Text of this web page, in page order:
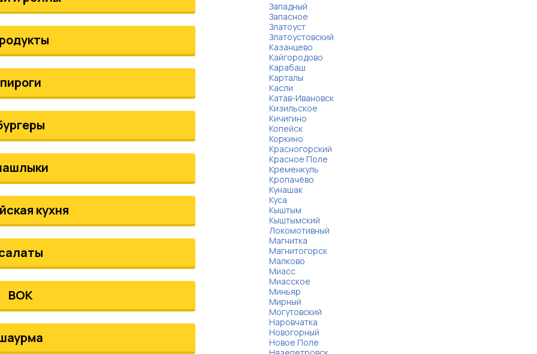
пироги
кухня
ВОК
Западный
Запасное
Златоуст
Златоустовский
Казанцево
Кайгородово
Карабаш
Карталы
Касли
Катав-Ивановск
Кизильское
Кичигино
Копейск
Коркино
Красногорский
Красное Поле
Кременкуль
Кропачёво
Кунашак
Куса
Кыштым
Кыштымский
Локомотивный
Магнитка
Магнитогорск
Малково
Миасс
Миасское
Миньяр
Мирный
Могутовский
Наровчатка
Новогорный
Новое Поле